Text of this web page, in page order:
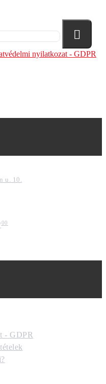
nyilatkozat - GDPR
u. 10.
00
- GDPR